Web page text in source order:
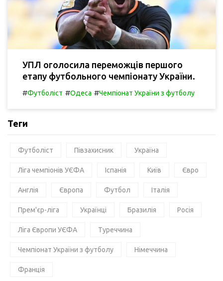
УПЛ оголосила переможців першого
етапу футбольного чемпіонату України.
#Футболіст #Одеса #Чемпіонат України з футболу
Теги
Футболіст Півзахисник Україна
Ліга чемпіонів УЄФА Іспанія Київ Євро
Англія Європа Футбол Італія
Прем'єр-ліга Українці Бразилія Росія
Ліга Європи УЄФА Туреччина
Чемпіонат України з футболу Німеччина
Франція